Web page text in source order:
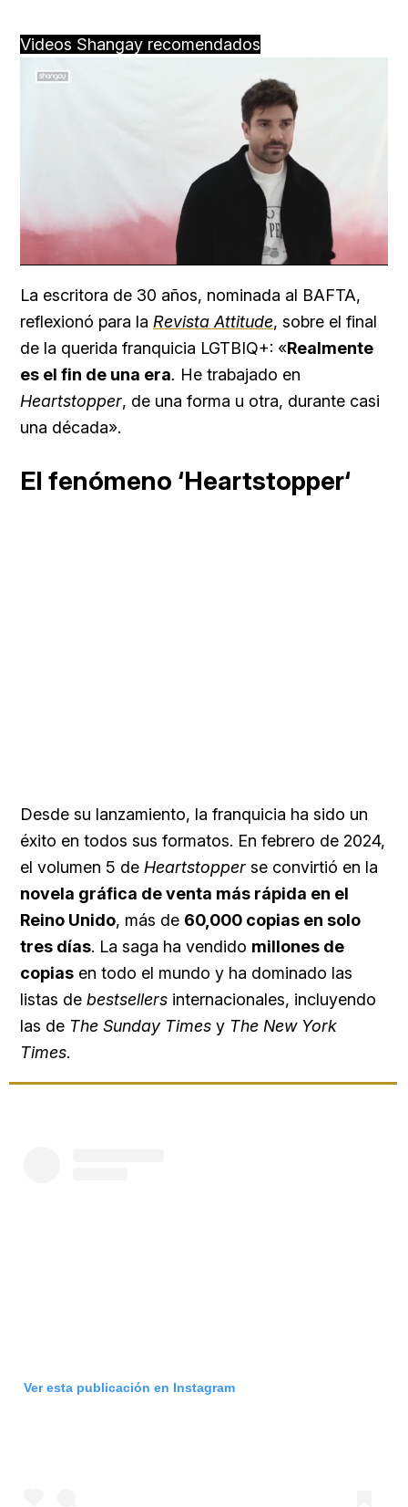
Videos Shangay recomendados
Loaded:
100.00%
La escritora de 30 años, nominada al BAFTA,
reflexionó para la Revista Attitude, sobre el final
de la querida franquicia LGTBIQ+: «Realmente
es el fin de una era. He trabajado en
Heartstopper, de una forma u otra, durante casi
una década».
El fenómeno ‘Heartstopper‘
Desde su lanzamiento, la franquicia ha sido un
éxito en todos sus formatos. En febrero de 2024,
el volumen 5 de Heartstopper se convirtió en la
novela gráfica de venta más rápida en el
Reino Unido, más de 60,000 copias en solo
tres días. La saga ha vendido millones de
copias en todo el mundo y ha dominado las
listas de bestsellers internacionales, incluyendo
las de The Sunday Times y The New York
Times.
Ver esta publicación en Instagram